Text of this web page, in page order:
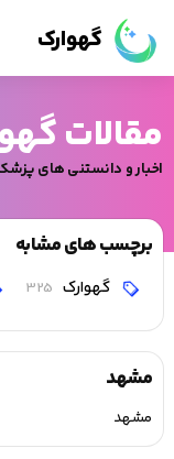
گهوارک
مقالات
اخبار و دانستنی های
برچسب های مشابه
گهوارک 325
مشهد
مشهد